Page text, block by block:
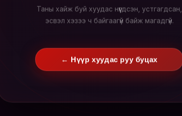
Таны хайж буй хуудас нүүгдсэн, устгагдсан,
эсвэл хэзээ ч байгаагүй байж магадгүй.
← Нүүр хуудас руу буцах